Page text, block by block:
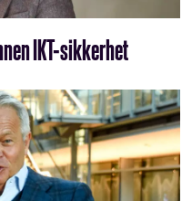
IKT-sikkerhet